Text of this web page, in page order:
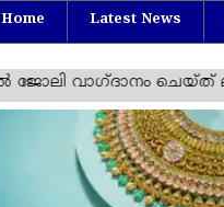
Home Latest News